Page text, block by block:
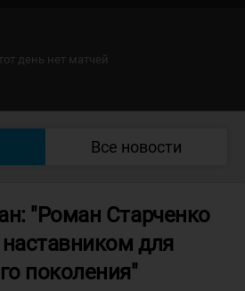
день нет матчей
Все новости
"Роман Старченко
для
поколения"